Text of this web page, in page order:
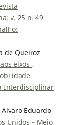
v. 25 n. 49
de Queiroz
eixos ,
Interdisciplinar
Eduardo
Unidos – Meio